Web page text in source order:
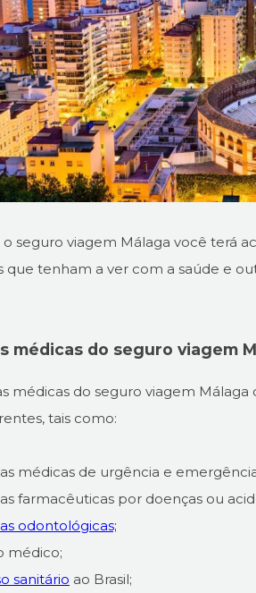
seguro viagem Málaga você terá
que tenham a ver com a saúde e
médicas do seguro viagem
médicas do seguro viagem Málaga
tais como:
médicas de urgência e
farmacêuticas por doenças ou
odontológicas;
médico;
sanitário ao Brasil;